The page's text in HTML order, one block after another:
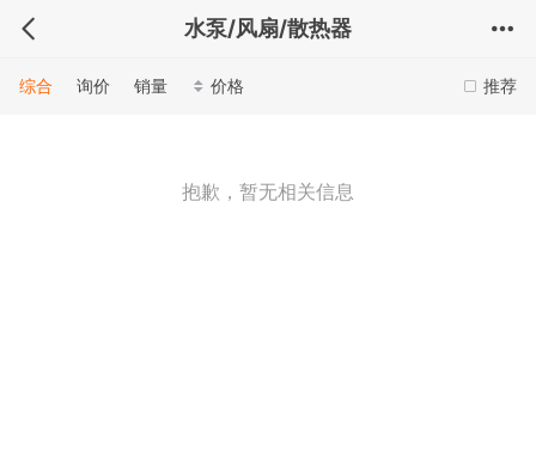
水泵/风扇/散热器
推荐
综合 询价 销量 价格
抱歉，暂无相关信息